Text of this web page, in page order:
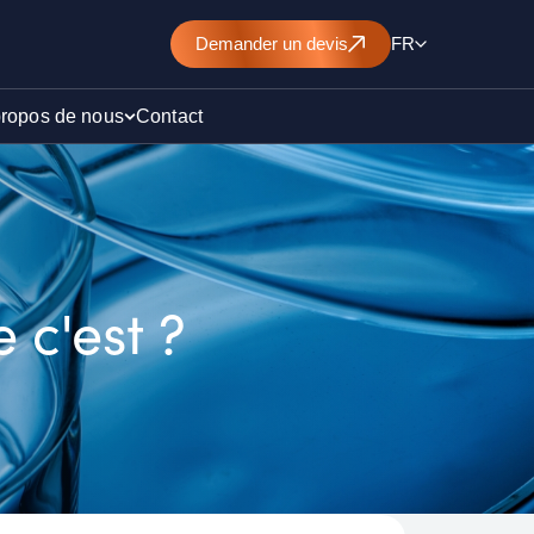
Demander un devis FR
de
de nous Contact
c'est ?